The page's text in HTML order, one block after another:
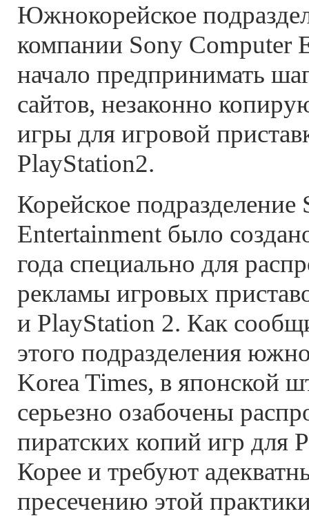
Южнокорейское
компании Sony Computer
начало предпринимать
сайтов, незаконно
игры для игровой
PlayStation2.
Корейское
Entertainment было
года специально для
рекламы игровых
и PlayStation 2. Как
этого подразделения
Korea Times, в японской
серьезно озабочены
пиратских копий игр для
Корее и требуют
пресечению этой